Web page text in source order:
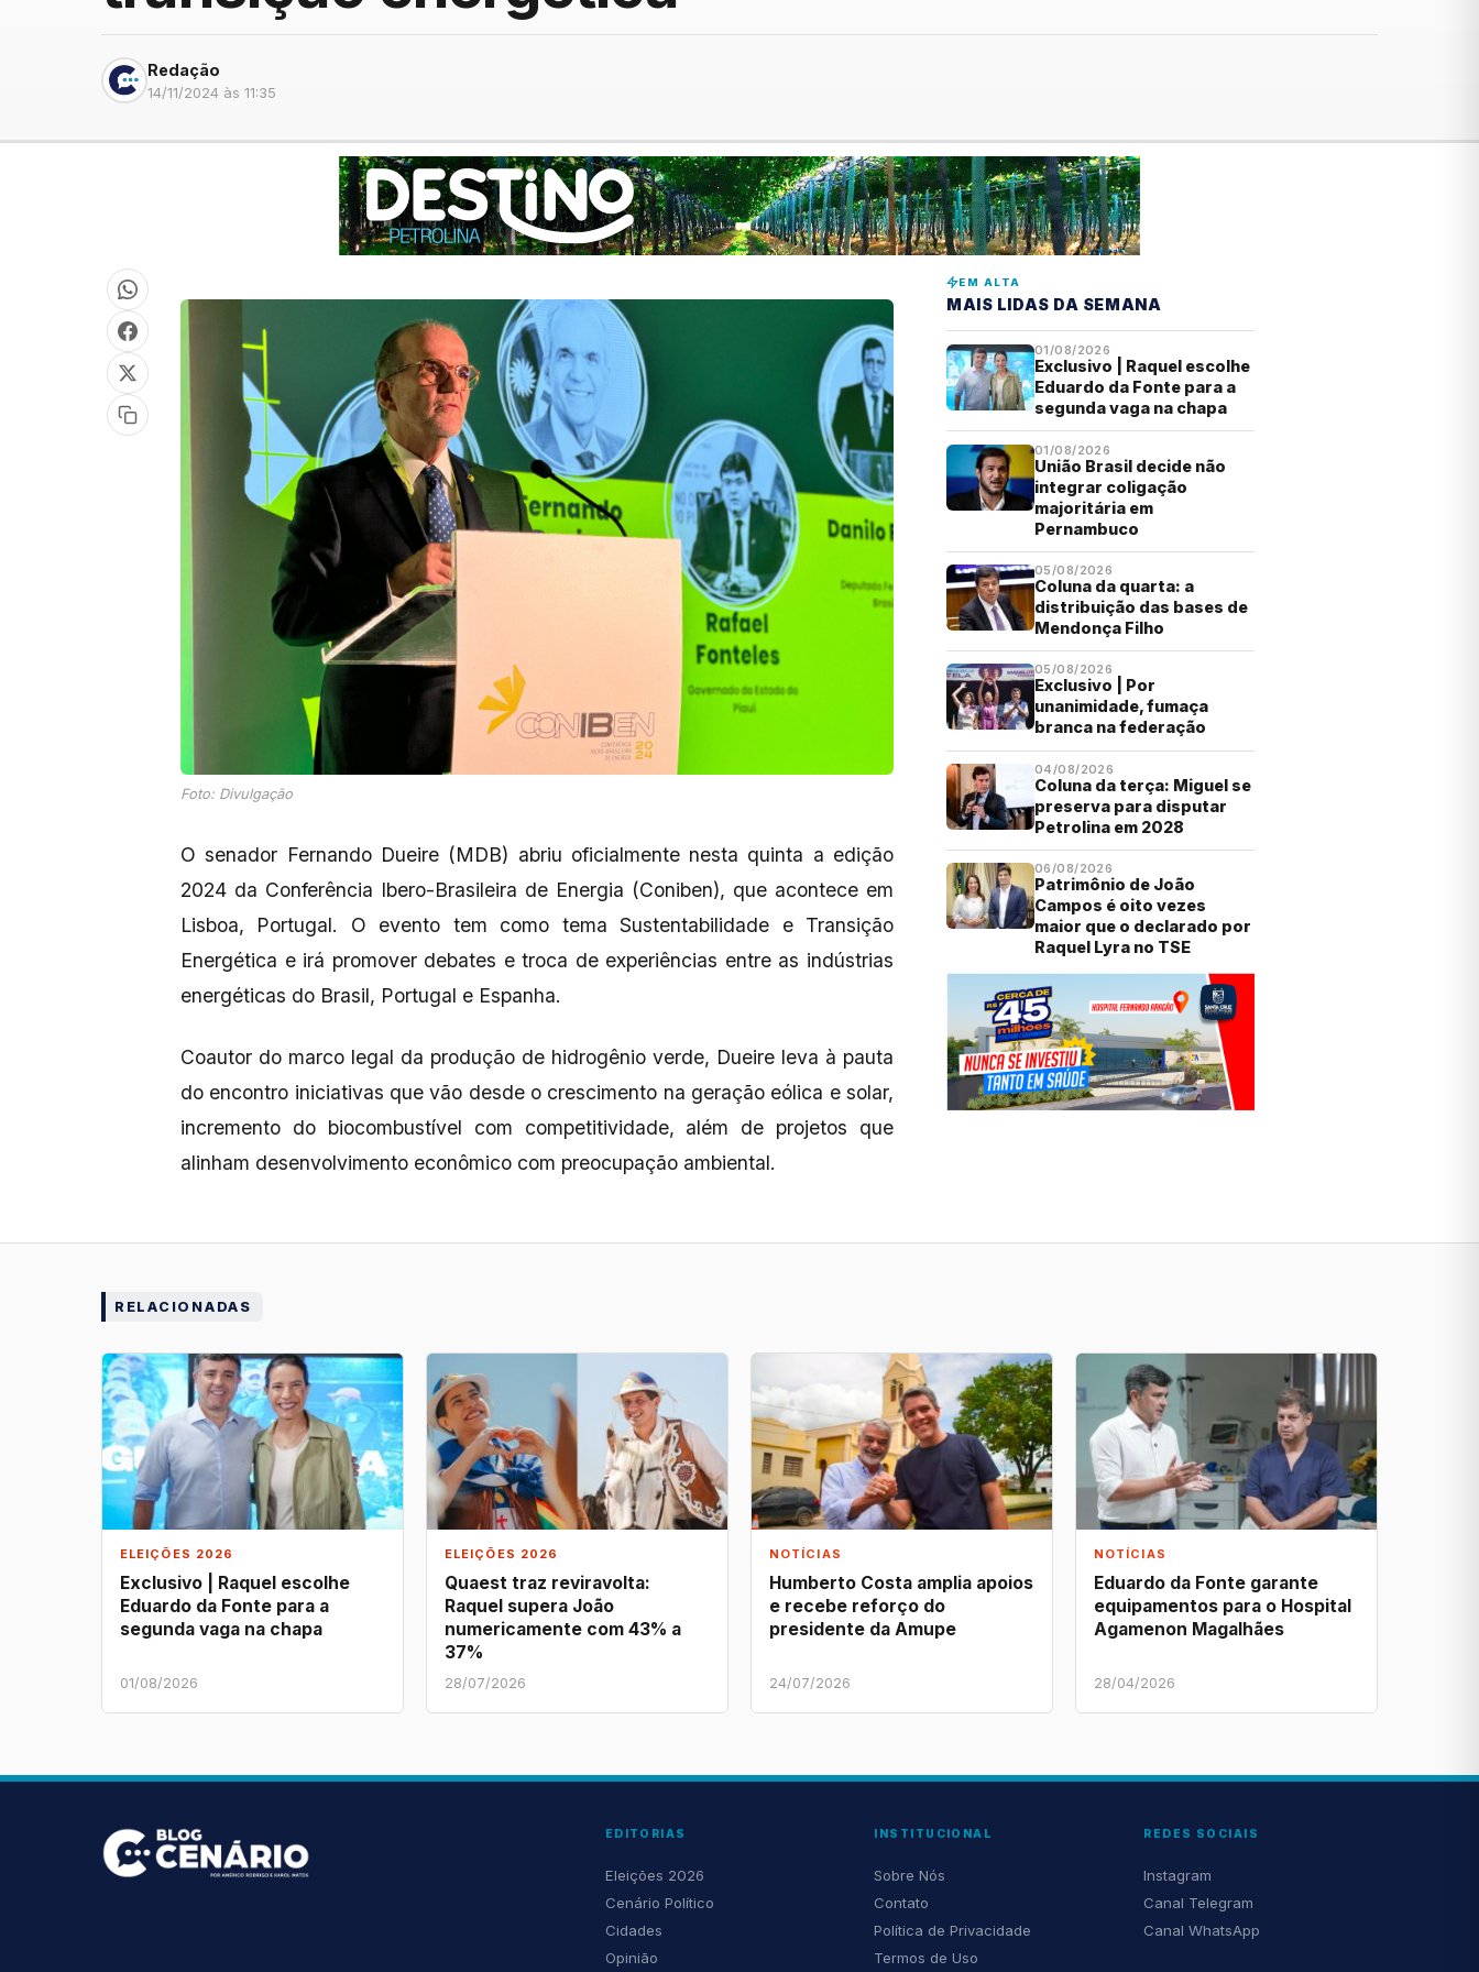
Redação
14/11/2024 às 11:35
Foto: Divulgação
O senador Fernando Dueire (MDB) abriu oficialmente nesta quinta a edição
2024 da Conferência Ibero-Brasileira de Energia (Coniben), que acontece em
Lisboa, Portugal. O evento tem como tema Sustentabilidade e Transição
Energética e irá promover debates e troca de experiências entre as indústrias
energéticas do Brasil, Portugal e Espanha.
Coautor do marco legal da produção de hidrogênio verde, Dueire leva à pauta
do encontro iniciativas que vão desde o crescimento na geração eólica e solar,
incremento do biocombustível com competitividade, além de projetos que
alinham desenvolvimento econômico com preocupação ambiental.
EM ALTA
MAIS LIDAS DA SEMANA
01/08/2026
Exclusivo | Raquel escolhe
Eduardo da Fonte para a
segunda vaga na chapa
01/08/2026
União Brasil decide não
integrar coligação
majoritária em
Pernambuco
05/08/2026
Coluna da quarta: a
distribuição das bases de
Mendonça Filho
05/08/2026
Exclusivo | Por
unanimidade, fumaça
branca na federação
04/08/2026
Coluna da terça: Miguel se
preserva para disputar
Petrolina em 2028
06/08/2026
Patrimônio de João
Campos é oito vezes
maior que o declarado por
Raquel Lyra no TSE
RELACIONADAS
ELEIÇÕES 2026
Exclusivo | Raquel escolhe
Eduardo da Fonte para a
segunda vaga na chapa
01/08/2026
ELEIÇÕES 2026
Quaest traz reviravolta:
Raquel supera João
numericamente com 43% a
37%
28/07/2026
NOTÍCIAS
Humberto Costa amplia apoios
e recebe reforço do
presidente da Amupe
24/07/2026
NOTÍCIAS
Eduardo da Fonte garante
equipamentos para o Hospital
Agamenon Magalhães
28/04/2026
EDITORIAS
Eleições 2026
Cenário Político
Cidades
Opinião
INSTITUCIONAL
Sobre Nós
Contato
Política de Privacidade
Termos de Uso
REDES SOCIAIS
Instagram
Canal Telegram
Canal WhatsApp